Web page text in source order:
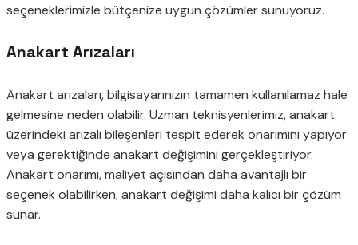
seçeneklerimizle bütçenize uygun çözümler sunuyoruz.
Anakart Arızaları
Anakart arızaları, bilgisayarınızın tamamen kullanılamaz hale
gelmesine neden olabilir. Uzman teknisyenlerimiz, anakart
üzerindeki arızalı bileşenleri tespit ederek onarımını yapıyor
veya gerektiğinde anakart değişimini gerçekleştiriyor.
Anakart onarımı, maliyet açısından daha avantajlı bir
seçenek olabilirken, anakart değişimi daha kalıcı bir çözüm
sunar.